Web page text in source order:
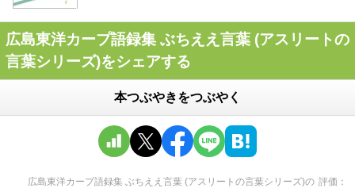
広島東洋カープ語録集 ぶちええ言葉 (アスリートの
言葉シリーズ)をシェアする
本つぶやきをつぶやく
広島東洋カープ語録集 ぶちええ言葉 (アスリートの言葉シリーズ)の 評価